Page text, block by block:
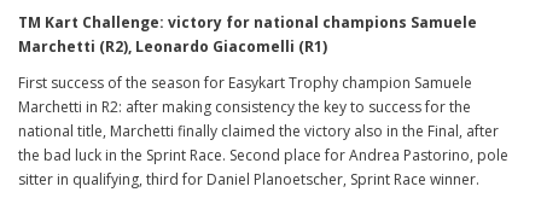
TM Kart Challenge: victory for national champions Samuele
Marchetti (R2), Leonardo Giacomelli (R1)
First success of the season for Easykart Trophy champion Samuele
Marchetti in R2: after making consistency the key to success for the
national title, Marchetti finally claimed the victory also in the Final, after
the bad luck in the Sprint Race. Second place for Andrea Pastorino, pole
sitter in qualifying, third for Daniel Planoetscher, Sprint Race winner.